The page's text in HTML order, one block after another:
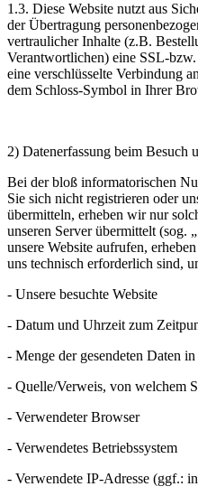
1.3. Diese Website nutzt aus
der Übertragung
vertraulicher Inhalte (z.B.
Verantwortlichen) eine SSL-
eine verschlüsselte Verbindung
dem Schloss-Symbol in Ihrer
2) Datenerfassung beim Besuch
Bei der bloß informatorischen
Sie sich nicht registrieren oder
übermitteln, erheben wir nur
unseren Server übermittelt (sog.
unsere Website aufrufen,
uns technisch erforderlich sind,
- Unsere besuchte Website
- Datum und Uhrzeit zum
- Menge der gesendeten Daten
- Quelle/Verweis, von welchem
- Verwendeter Browser
- Verwendetes Betriebssystem
- Verwendete IP-Adresse (ggf.: